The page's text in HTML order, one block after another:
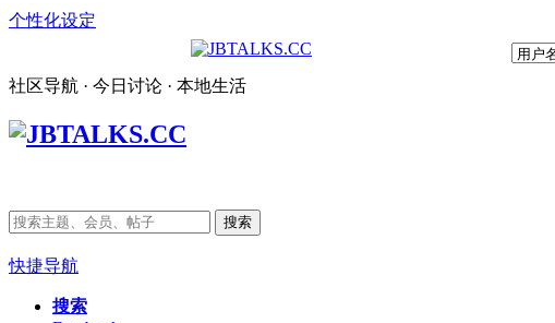
个性化设定
社区导航 · 今日讨论 · 本地生活
搜索
快捷导航
搜索